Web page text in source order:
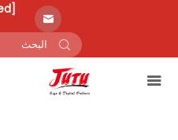
[email protected]